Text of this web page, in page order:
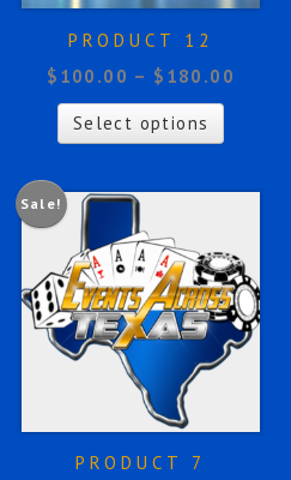
PRODUCT 12
$ 100.00 – $ 180.00
Select options
Sale!
PRODUCT 7